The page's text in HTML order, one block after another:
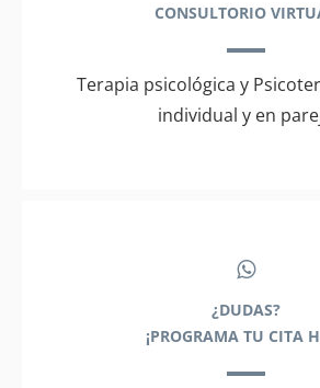
CONSULTORIO
Terapia psicológica y
individual y en
¿DUDAS?
¡PROGRAMA TU CITA